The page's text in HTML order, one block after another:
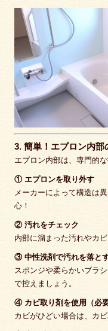
3. 簡単！エプロン内部
エプロン内部は、専門的
① エプロンを取り外す
メーカーによって構造は
心！
② 汚れをチェック
内部に溜まった汚れやカ
③ 中性洗剤で汚れを落と
スポンジや柔らかいブラ
で控えましょう。
④ カビ取り剤を使用（必要
カビがひどい場合は、カ